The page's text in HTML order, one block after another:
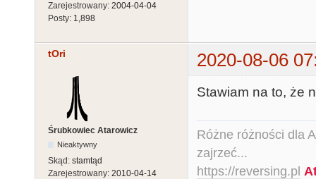
Zarejestrowany: 2004-04-04
Posty: 1,898
tOri 2020-08-06
Śrubkowiec Atarowicz
Nieaktywny
Skąd: stamtąd
Zarejestrowany: 2010-04-14
Stawiam na to, że
Różne różności dla
zajrzeć...
https://reversing.pl